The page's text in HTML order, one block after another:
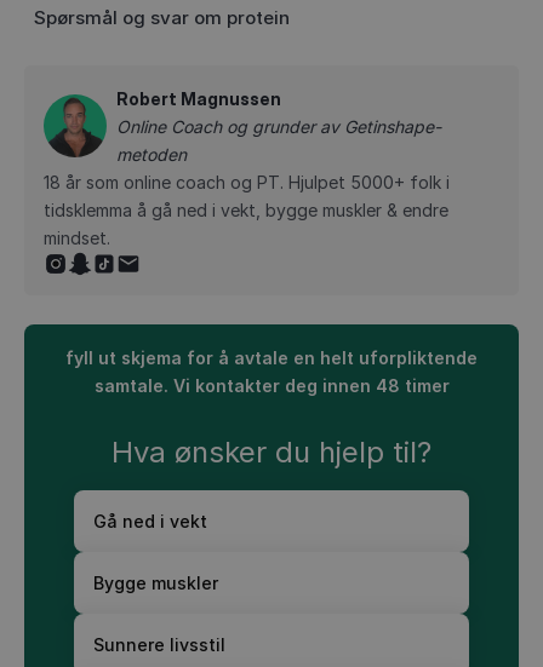
Spørsmål og svar om protein
Robert Magnussen
Online Coach og grunder av Getinshape-
metoden
18 år som online coach og PT. Hjulpet 5000+ folk i
tidsklemma å gå ned i vekt, bygge muskler & endre
mindset.
fyll ut skjema for å avtale en helt uforpliktende
samtale. Vi kontakter deg innen 48 timer
Hva ønsker du hjelp til?
Gå ned i vekt
Bygge muskler
Sunnere livsstil